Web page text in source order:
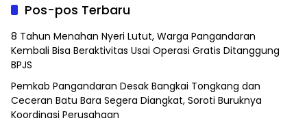
Pos-pos Terbaru
8 Tahun Menahan Nyeri Lutut, Warga Pangandaran
Kembali Bisa Beraktivitas Usai Operasi Gratis Ditanggung
BPJS
Pemkab Pangandaran Desak Bangkai Tongkang dan
Ceceran Batu Bara Segera Diangkat, Soroti Buruknya
Koordinasi Perusahaan